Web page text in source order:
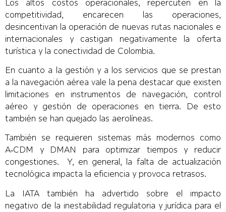
Los altos costos operacionales, repercuten en la
competitividad, encarecen las operaciones,
desincentivan la operación de nuevas rutas nacionales e
internacionales y castigan negativamente la oferta
turística y la conectividad de Colombia.
En cuanto a la gestión y a los servicios que se prestan
a la navegación aérea vale la pena destacar que existen
limitaciones en instrumentos de navegación, control
aéreo y gestión de operaciones en tierra. De esto
también se han quejado las aerolíneas.
También se requieren sistemas más modernos como
A‑CDM y DMAN para optimizar tiempos y reducir
congestiones. Y, en general, la falta de actualización
tecnológica impacta la eficiencia y provoca retrasos.
La IATA también ha advertido sobre el impacto
negativo de la inestabilidad regulatoria y jurídica para el